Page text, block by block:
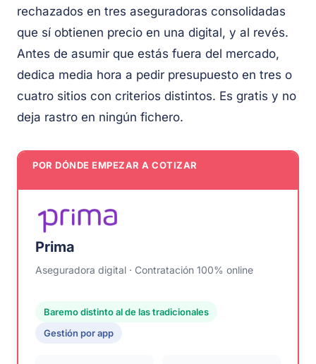
rechazados en tres aseguradoras consolidadas
que sí obtienen precio en una digital, y al revés.
Antes de asumir que estás fuera del mercado,
dedica media hora a pedir presupuesto en tres o
cuatro sitios con criterios distintos. Es gratis y no
deja rastro en ningún fichero.
POR DÓNDE EMPEZAR A COTIZAR
Prima
Aseguradora digital · Contratación 100% online
Baremo distinto al de las tradicionales
Gestión por app